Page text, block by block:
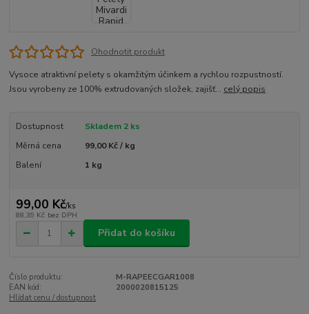
Ohodnotit produkt
Vysoce atraktivní pelety s okamžitým účinkem a rychlou rozpustností.
Jsou vyrobeny ze 100% extrudovaných složek, zajišť... celý popis
Dostupnost
Skladem 2 ks
Měrná cena
99,00 Kč / kg
Balení
1 kg
99,00 Kč/ks
88,39 Kč bez DPH
Přidat do košíku
Číslo produktu:
M-RAPEECGAR1008
EAN kód:
2000020815125
Hlídat cenu / dostupnost